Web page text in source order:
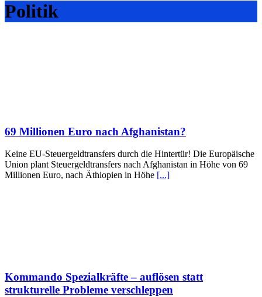
Politik
69 Millionen Euro nach Afghanistan?
Keine EU-Steuergeldtransfers durch die Hintertür! Die Europäische
Union plant Steuergeldtransfers nach Afghanistan in Höhe von 69
Millionen Euro, nach Äthiopien in Höhe [...]
Kommando Spezialkräfte – auflösen statt
strukturelle Probleme verschleppen